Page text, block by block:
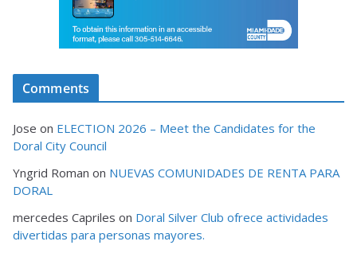
Comments
Jose on ELECTION 2026 – Meet the Candidates for the
Doral City Council
Yngrid Roman on NUEVAS COMUNIDADES DE RENTA PARA
DORAL
mercedes Capriles on Doral Silver Club ofrece actividades
divertidas para personas mayores.